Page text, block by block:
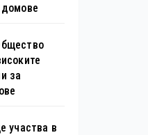
за
участва в